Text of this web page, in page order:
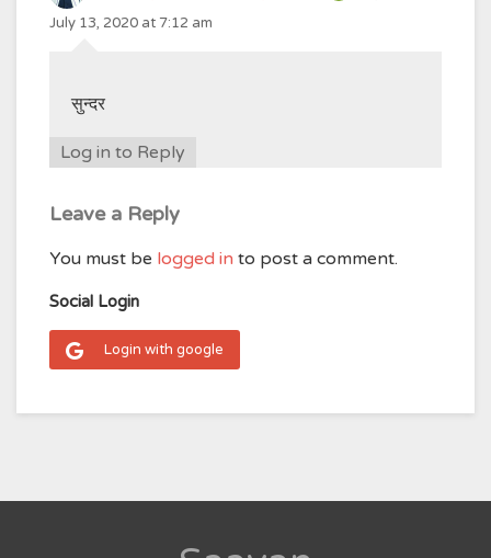
July 13, 2020 at 7:12 am
सुन्दर
Log in to Reply
Leave a Reply
You must be logged in to post a comment.
Social Login
Login with google